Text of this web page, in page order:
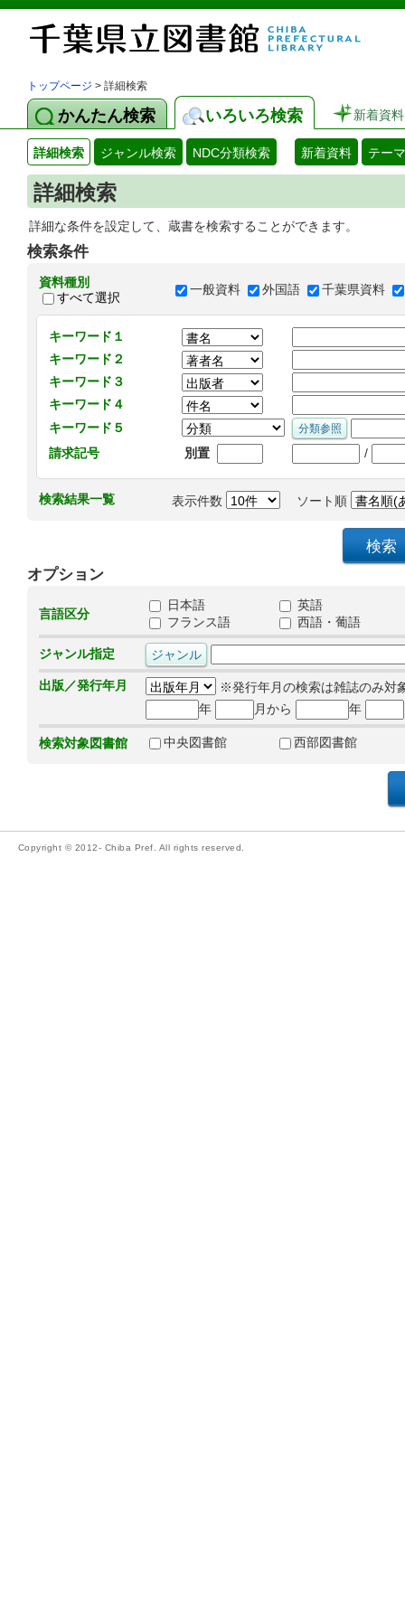
トップページ > 詳細検索
かんたん検索 いろいろ検索 新着資料
詳細検索 ジャンル検索 NDC分類検索 新着資料 テー
詳細検索
詳細な条件を設定して、蔵書を検索することができます。
検索条件
資料種別
すべて選択
一般資料 外国語 千葉県資料
キーワード１
キーワード２
キーワード３
キーワード４
キーワード５
請求記号
別置 /
検索結果一覧 表示件数 ソート順
オプション
言語区分
日本語
英語
フランス語
西語・葡語
ジャンル指定
出版／発行年月
※発行年月の検索は雑誌のみ対
年
月から 年
検索対象図書館 中央図書館 西部図書館
Copyright © 2012- Chiba Pref. All rights reserved.